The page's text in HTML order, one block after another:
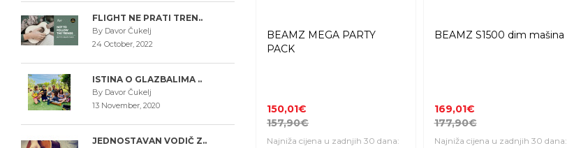
FLIGHT NE PRATI TREN..
By Davor Čukelj
24 October, 2022
ISTINA O GLAZBALIMA ..
By Davor Čukelj
13 November, 2020
JEDNOSTAVAN VODIČ Z..
BEAMZ MEGA PARTY
PACK
150,01€
157,90€
Najniža cijena u zadnjih 30 dana:
BEAMZ S1500 dim mašina
169,01€
177,90€
Najniža cijena u zadnjih 30 dana: